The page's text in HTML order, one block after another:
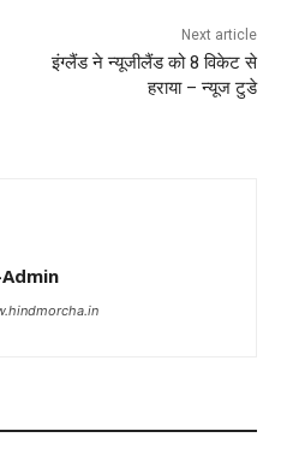
Next article
इंग्लैंड ने न्यूजीलैंड को 8 विकेट से
हराया – न्यूज टुडे